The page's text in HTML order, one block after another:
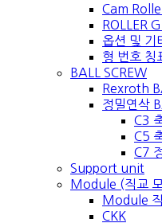
Cam
ROLLER
옵션 및 기
형 번호 칭
BALL SCREW
Rexroth
정밀연삭
C3
C5
C7
Support unit
Module (직교
Module 직
CKK